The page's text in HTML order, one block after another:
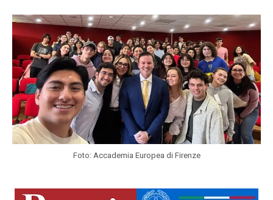
Foto: Accademia Europea di Firenze